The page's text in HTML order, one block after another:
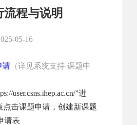
流程与说明
05-16
请 （详见系统支持-课题申
user.csns.ihep.ac.cn/”进
点击课题申请，创建新课题
请表